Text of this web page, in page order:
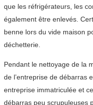
que les réfrigérateurs, les
également être enlevés.
benne lors du vide maison
déchetterie.
Pendant le nettoyage de la
de l’entreprise de débarras
entreprise immatriculée et
débarras peu scrupuleuses